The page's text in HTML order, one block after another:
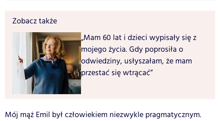
Zobacz także
„Mam 60 lat i dzieci wypisały się z
mojego życia. Gdy poprosiła o
odwiedziny, usłyszałam, że mam
przestać się wtrącać”
Mój mąż Emil był człowiekiem niezwykle pragmatycznym.